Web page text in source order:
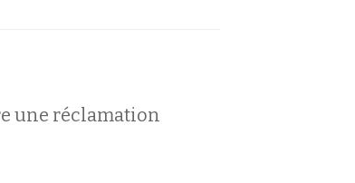
une réclamation